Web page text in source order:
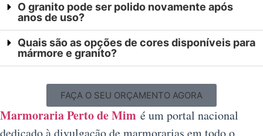
O granito pode ser polido novamente após
anos de uso?
Quais são as opções de cores disponíveis para
mármore e granito?
FAÇA O SEU ORÇAMENTO AGORA
Marmoraria Perto de Mim é um portal nacional